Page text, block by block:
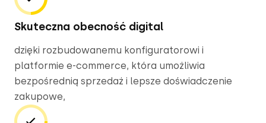
Skuteczna obecność digital
dzięki rozbudowanemu konfiguratorowi i
platformie e-commerce, która umożliwia
bezpośrednią sprzedaż i lepsze doświadczenie
zakupowe,